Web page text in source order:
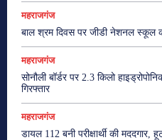
महराजगंज
बाल श्रम दिवस पर जीडी नेशनल स्कूल
महराजगंज
सोनौली बॉर्डर पर 2.3 किलो
गिरफ्तार
महराजगंज
डायल 112 बनी परीक्षार्थी की मददगार,